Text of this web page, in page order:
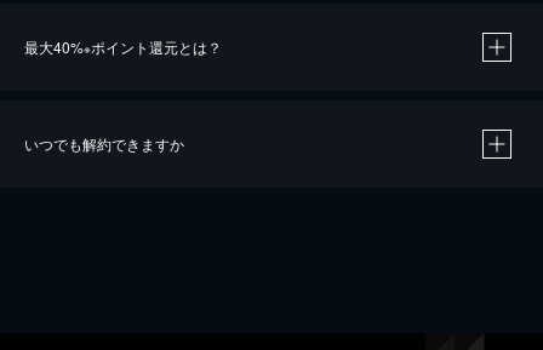
最大40%※ポイント還元とは？
いつでも解約できますか